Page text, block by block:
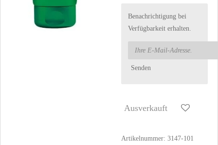
Benachrichtigung bei
Verfügbarkeit erhalten.
Senden
Ausverkauft
Artikelnummer: 3147-101